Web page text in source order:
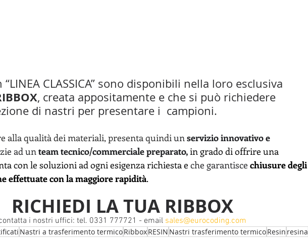
CLASSICA” sono disponibili nella loro esclusiva
, creata appositamente e che si può richiedere
di nastri per presentare i  campioni.
alla qualità dei materiali, presenta quindi un servizio innovativo e
ad un team tecnico/commerciale preparato,in grado di offrire una
con le soluzioni ad ogni esigenza richiesta e che garantisce chiusure degli
effettuate con la maggiore rapidità.
RICHIEDI LA TUA RIBBOX
i nostri uffici: tel. 0331 777721 - email sales@eurocoding.com
Nastri a trasferimento termicoRibboxRESIN Nastri trasferimento termicoResin resina